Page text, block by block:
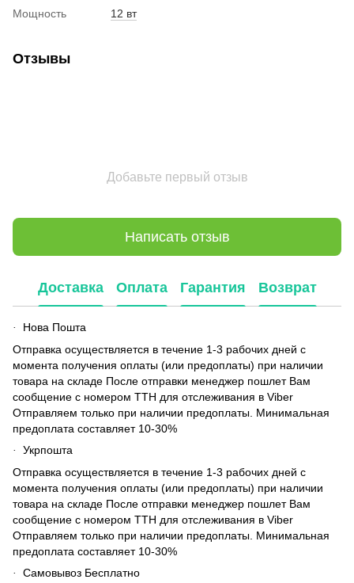
Мощность 12 вт
Отзывы
Добавьте первый отзыв
Написать отзыв
Доставка Оплата Гарантия Возврат
·
Нова Пошта
Отправка осуществляется в течение 1-3 рабочих дней с
момента получения оплаты (или предоплаты) при наличии
товара на складе После отправки менеджер пошлет Вам
сообщение с номером ТТН для отслеживания в Viber
Отправляем только при наличии предоплаты. Минимальная
предоплата составляет 10-30%
·
Укрпошта
Отправка осуществляется в течение 1-3 рабочих дней с
момента получения оплаты (или предоплаты) при наличии
товара на складе После отправки менеджер пошлет Вам
сообщение с номером ТТН для отслеживания в Viber
Отправляем только при наличии предоплаты. Минимальная
предоплата составляет 10-30%
·
Самовывоз Бесплатно